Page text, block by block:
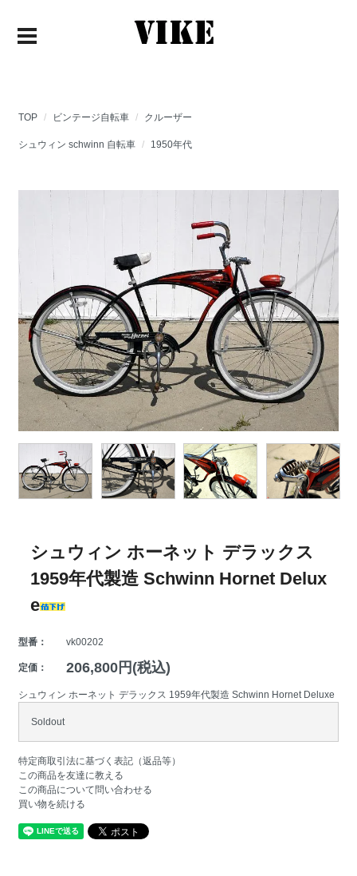
TOP ビンテージ自転車 クルーザー
シュウィン schwinn 自転車 1950年代
シュウィン ホーネット デラックス
1959年代製造 Schwinn Hornet Delux
e
型番： vk00202
定価： 206,800円(税込)
シュウィン ホーネット デラックス 1959年代製造 Schwinn Hornet Deluxe
Soldout
特定商取引法に基づく表記（返品等）
この商品を友達に教える
この商品について問い合わせる
買い物を続ける